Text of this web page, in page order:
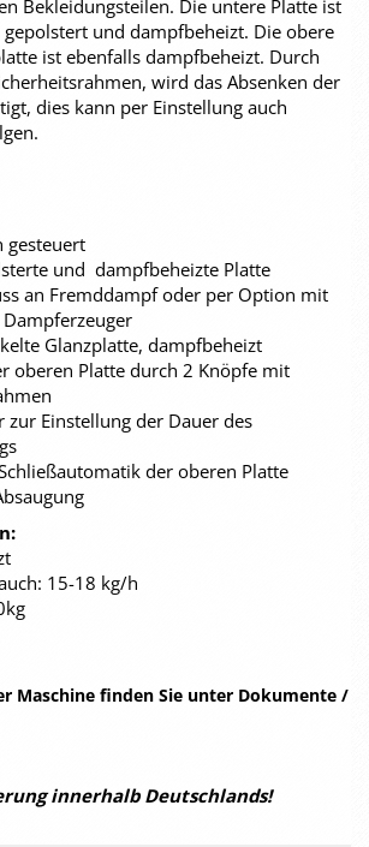
Bekleidungsteilen. Die untere Platte ist
und dampfbeheizt. Die obere
ist ebenfalls dampfbeheizt. Durch
wird das Absenken der
dies kann per Einstellung auch
gesteuert
und dampfbeheizte Platte
an Fremddampf oder per Option mit
Glanzplatte, dampfbeheizt
oberen Platte durch 2 Knöpfe mit
zur Einstellung der Dauer des
der oberen Platte
15-18 kg/h
Maschine finden Sie unter Dokumente /
innerhalb Deutschlands!